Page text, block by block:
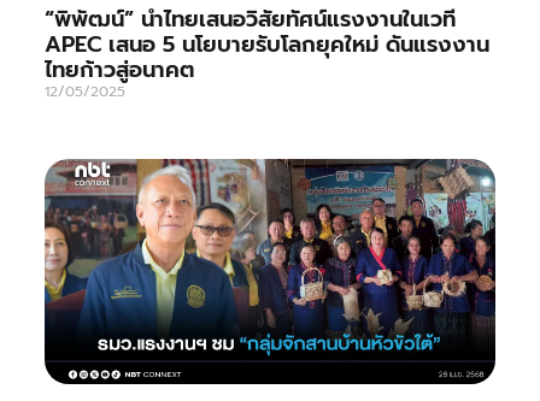
“พิพัฒน์” นำไทยเสนอวิสัยทัศน์แรงงานในเวที
APEC เสนอ 5 นโยบายรับโลกยุคใหม่ ดันแรงงาน
ไทยก้าวสู่อนาคต
12/05/2025